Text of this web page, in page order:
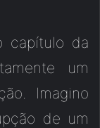
capítulo da
um
Imagino
de um